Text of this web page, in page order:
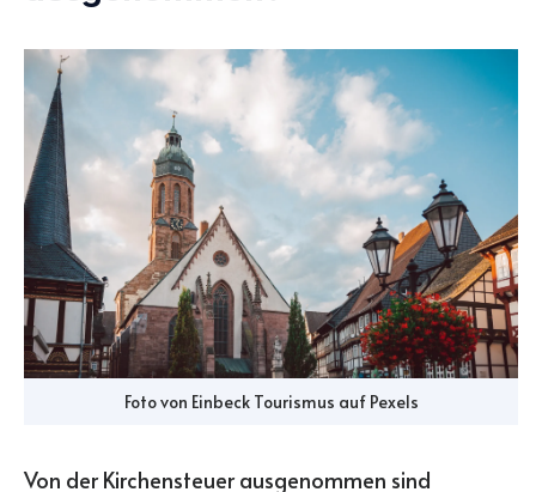
Foto von Einbeck Tourismus auf Pexels
Von der Kirchensteuer ausgenommen sind